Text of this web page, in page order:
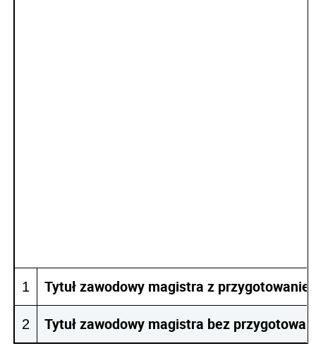
1 Tytuł zawodowy magistra z
2 Tytuł zawodowy magistra bez